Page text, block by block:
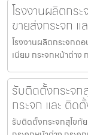
โรงงานผลิตกร
ขายส่งกระจก
โรงงานผลิตกระจกด
เนียม กระจกหน้าต่าง
รับติดตั้งกระจก
กระจก และ ติด
รับติดตั้งกระจกสุโขทั